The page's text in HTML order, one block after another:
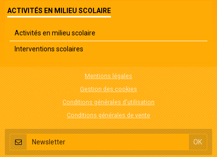
ACTIVITÉS EN MILIEU SCOLAIRE
Activités en milieu scolaire
Interventions scolaires
Mentions légales
Gestion des cookies
Conditions générales d'utilisation
Conditions générales de vente